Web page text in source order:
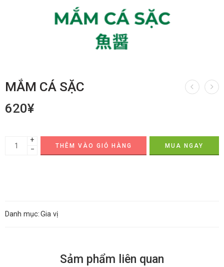
MẮM CÁ SẶC
620¥
+
−
THÊM VÀO GIỎ HÀNG MUA NGAY
Danh mục:Gia vị
Sảm phẩm liên quan